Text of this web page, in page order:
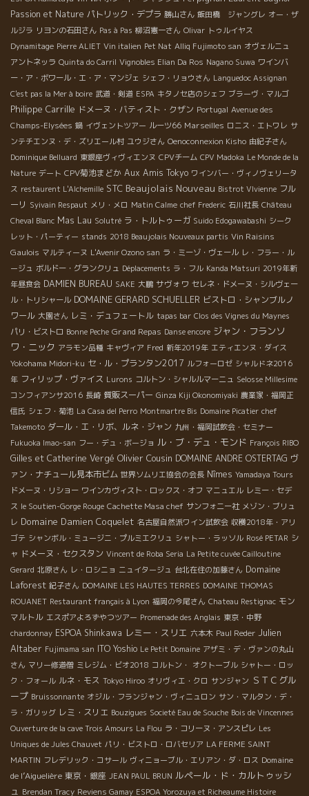
Passion et Nature パトリック・デプラ 勝山さん 飯田橋 ジャングレ オー・ザ
ルジラ リヨンの石田さん Pas à Pas 柳沼憲一さん Olivar トゥルイヤス
Dynamitage Pierre ALIET Vin italien Pet Nat Alliq Fujimoto san オヴェルニュ
アントネッラ Quinta do Carril Vignobles Elian Da Ros Nagano Suwa ワインバ
ー・ア・ボワール・エ・ア・マンジェ シェフ・リョウさん Languedoc Assignan
C'est pas la Mer à boire 武道・剣道 ESPA キタノセ店のシェフ ブラーヴ・マルゴ
Philippe Carrille ドメーヌ・バティスト・クザン Portugal Avenue des
Champs-Elysées 鍋 イヴェントツアー ルーツ66 Marseilles ロニス・エトワレ サ
ンテチエンヌ・デ・ズリエール村 ユウジさん Oenoconnexion Kisho 由紀子さん
Dominique Belluard 東銀座ヴィヴィエンヌ CPVチーム CPV Madoka Le Monde de la
Nature デート CPV菊池まどか Aux Amis Tokyo ワインバー・ヴィノヴェリータ
ス restaurent L'Alchemille STC Beaujolais Nouveau Bistrot VIvienne フル
ーリ Syivain Respaut メリ・メロ Matin Calme chef Frederic 石川社長 Château
Cheval Blanc Mas Lau Solutré ラ・トルトゥーガ Suido Edogawabashi シーク
レット・パーティー stands 2018 Beaujolais Nouveaux partis Vin Raisins
Gaulois マルティーヌ L'Avenir Ozono san ラ・ミーゾ・ヴェール レ・フラー・ル
ージュ ボルドー・グランクリュ Déplacements ラ・フル Kanda Matsuri 2019年新
年昼食会 DAMIEN BUREAU SAKE 大鵬 サヴォワ セレネ・ドメーヌ・シルヴェー
ル・トリシャール DOMAINE GERARD SCHUELLER ビストロ・シャンブルノ
ワール 大園さん レミ・デュフェートル tapas bar Clos des Vignes du Maynes
パリ・ビストロ Bonne Peche Grand Repas Danse encore ジャン・フランソ
ワ・ニック アラモン品種 キャヴィア Fred 新年2019年 エティエンヌ・ダイス
Yokohama Midori-ku セ・ル・プランタン2017 ルフォーロゼ シャルドネ2016
年 フィリップ・ヴァイス Lurons コルトン・シャルルマーニュ Selosse Millesime
コンフィアンサ2016 長崎 質販スーパー Ginza Kiji Okonomiyaki 農業家・福岡正
信氏 シェフ・菊池 La Casa del Perro Montmartre Bis Domaine Picatier chef
Takemoto ダール・エ・リボ、ルネ・ジャン 九州・福岡試飲会・セミナー
Fukuoka Imao-san フー・デュ・ボージョ ル・ブ・デュ・モンド François RIBO
Gilles et Catherine Vergé Olivier Cousin DOMAINE ANDRE OSTERTAG ヴ
ァン・ナチュール見本市ビム 世界ソムリエ協会の会長 Nîmes Yamadaya Tours
ドメーヌ・リショー ワインカヴィスト・ロックス・オフ マニュエル レミー・セデ
ス le Soutien-Gorge Rouge Cachette Masa chef サンフォニー社 メゾン・ブリュ
レ Domaine Damien Coquelet 名古屋自然派ワイン試飲会 収穫2018年・アリ
ゴテ シャンボル・ミュージニ・プルミエクリュ シャトー・ラッソル Rosé PETAR シ
ャ ドメーヌ・セクスタン Vincent de Roba Seria La Petite cuvée Cailloutine
Gerard 北原さん レ・ロシニョ ニュイタージュ 台北在住の加藤さん Domaine
Laforest 紀子さん DOMAINE LES HAUTES TERRES DOMAINE THOMAS
ROUANET Restaurant français à Lyon 福岡の今尾さん Chateau Restignac モン
マルトル エスポアよろずやつツアー Promenade des Anglais 東京・中野
chardonnay ESPOA Shinkawa レミー・スリエ 六本木 Paul Reder Julien
Altaber Fujimama san ITO Yoshio Le Petit Domaine アザミ・デ・ヴァンの丸山
さん マリー修道僧 ミレジム・ビオ2018 コルトン・ オクトーブル シャトー・ロッ
ク・フォール ルネ・モス Tokyo Hiroo オリヴィエ・クロ サンジャン ＳＴＣグル
ープ Bruissonnante オジル・フランジャン・ヴィニュロン サン・マルタン・デ・
ラ・ガリッグ レミ・スリエ Bouzigues Societé Eau de Souche Bois de Vincennes
Ouverture de la cave Trois Amours La Flou ラ・コリーヌ・アンスピレ Les
Uniques de Jules Chauvet パリ・ビストロ・ロバセリア LA FERME SAINT
MARTIN フレデリック・コサール ヴィニョーブル・エリアン・ダ・ロス Domaine
de l’Aiguelière 東京・銀座 JEAN PAUL BRUN ルペール・ド・カルトゥッシ
ュ Brendan Tracy Reviens Gamay ESPOA Yorozuya et Richeaume Histoire